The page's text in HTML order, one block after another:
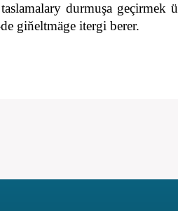
durmuşa geçirmek
giňeltmäge itergi berer.